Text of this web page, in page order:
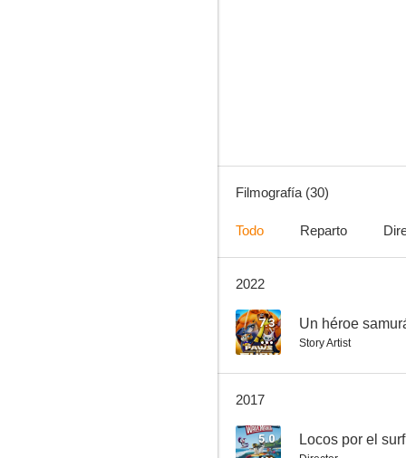
Filmografía (30)
Todo Reparto
2022
7.3 Un héroe
Story Artist
2017
5.0 Locos por el